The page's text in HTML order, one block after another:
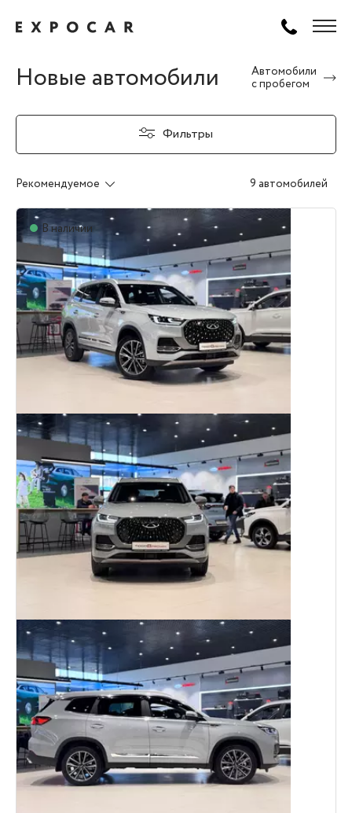
Новые автомобили
Автомобили
с пробегом
Фильтры
Рекомендуемое 9 автомобилей
В наличии